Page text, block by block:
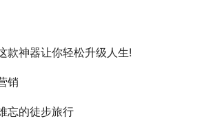
款神器让你轻松升级人生!
销
忘的徒步旅行